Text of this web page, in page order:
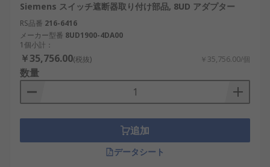
Siemens スイッチ遮断器取り付け部品, 8UD アダプター
RS品番 216-6416
メーカー型番 8UD1900-4DA00
1個小計：
￥35,756.00(税抜) ￥35,756.00/個
数量
追加
データシート